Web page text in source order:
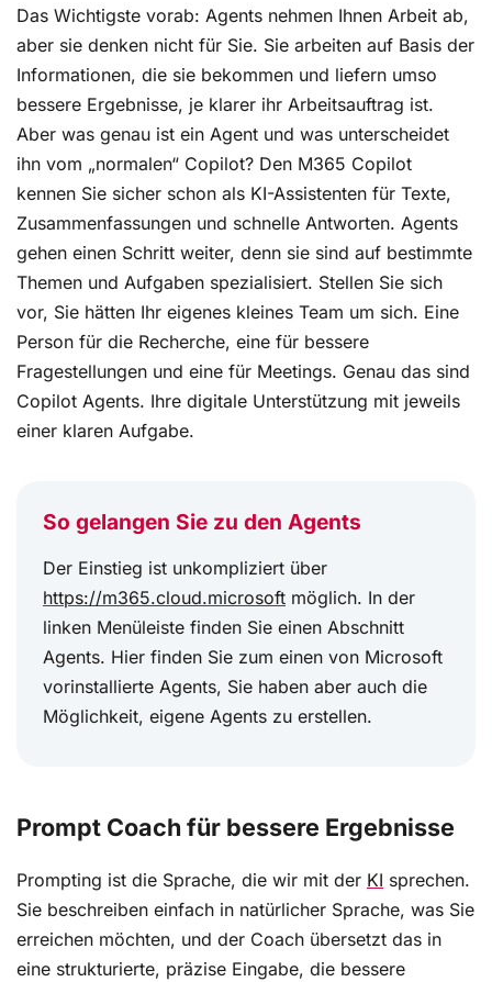
Wenn Zahlen plötzlich verständlich werden
Das Wichtigste vorab: Agents nehmen Ihnen Arbeit ab,
aber sie denken nicht für Sie. Sie arbeiten auf Basis der
Informationen, die sie bekommen und liefern umso
bessere Ergebnisse, je klarer ihr Arbeitsauftrag ist.
Aber was genau ist ein Agent und was unterscheidet
ihn vom „normalen“ Copilot? Den M365 Copilot
kennen Sie sicher schon als KI-Assistenten für Texte,
Zusammenfassungen und schnelle Antworten. Agents
gehen einen Schritt weiter, denn sie sind auf bestimmte
Themen und Aufgaben spezialisiert. Stellen Sie sich
vor, Sie hätten Ihr eigenes kleines Team um sich. Eine
Person für die Recherche, eine für bessere
Fragestellungen und eine für Meetings. Genau das sind
Copilot Agents. Ihre digitale Unterstützung mit jeweils
einer klaren Aufgabe.
So gelangen Sie zu den Agents
Der Einstieg ist unkompliziert über
https://m365.cloud.microsoft möglich. In der
linken Menüleiste finden Sie einen Abschnitt
Agents. Hier finden Sie zum einen von Microsoft
vorinstallierte Agents, Sie haben aber auch die
Möglichkeit, eigene Agents zu erstellen.
Prompt Coach für bessere Ergebnisse
Prompting ist die Sprache, die wir mit der KI sprechen.
Sie beschreiben einfach in natürlicher Sprache, was Sie
erreichen möchten, und der Coach übersetzt das in
eine strukturierte, präzise Eingabe, die bessere